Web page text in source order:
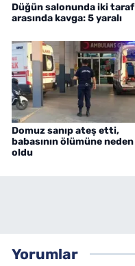
Düğün salonunda iki taraf
arasında kavga: 5 yaralı
Domuz sanıp ateş etti,
babasının ölümüne neden
oldu
Yorumlar